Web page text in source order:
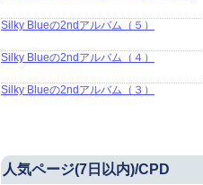
Silky Blueの2ndアルバム（５）
Silky Blueの2ndアルバム（４）
Silky Blueの2ndアルバム（３）
人気ページ(7日以内)/CPD